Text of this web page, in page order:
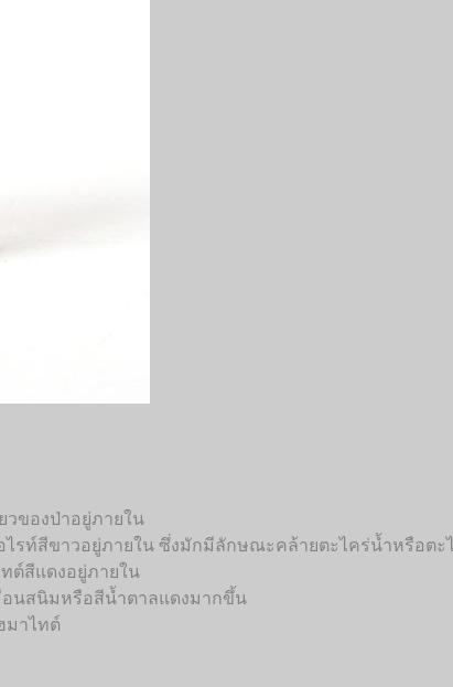
ของป่าอยู่ภายใน
ท์สีขาวอยู่ภายใน ซึ่งมักมีลักษณะคล้ายตะไคร่น้ำหรือตะ
ต์สีแดงอยู่ภายใน
นสนิมหรือสีน้ำตาลแดงมากขึ้น
มาไทต์